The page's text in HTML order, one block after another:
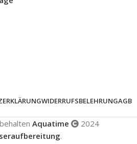
WIDERRUFSBELEHRUNGAGB
Aquatime
2024
.